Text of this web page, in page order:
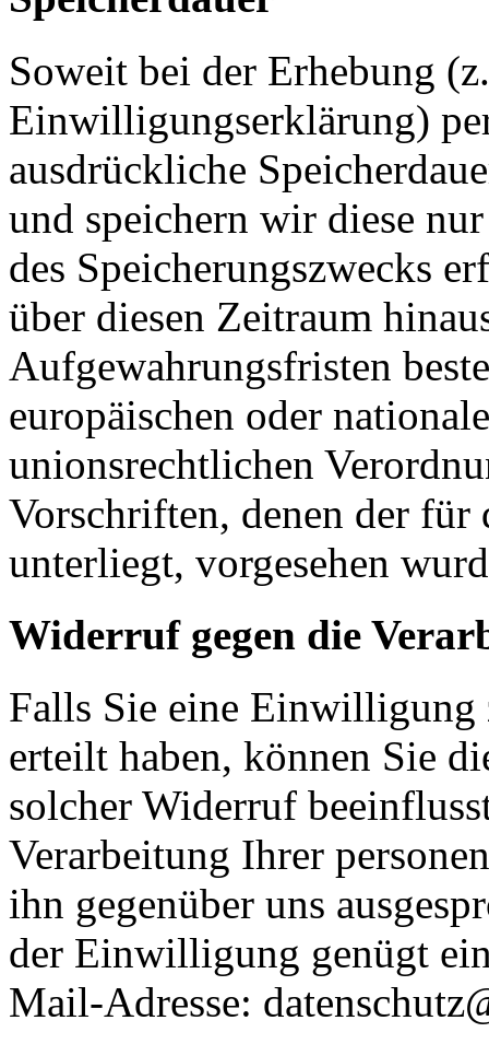
Soweit bei der Erhebung
Einwilligungserklärung)
ausdrückliche
und speichern wir diese
des Speicherungszwecks
über diesen Zeitraum
Aufgewahrungsfristen
europäischen oder
unionsrechtlichen
Vorschriften, denen der
unterliegt, vorgesehen
Widerruf gegen die
Falls Sie eine Einwilligung
erteilt haben, können Sie
solcher Widerruf
Verarbeitung Ihrer
ihn gegenüber uns
der Einwilligung genügt
Mail-Adresse: